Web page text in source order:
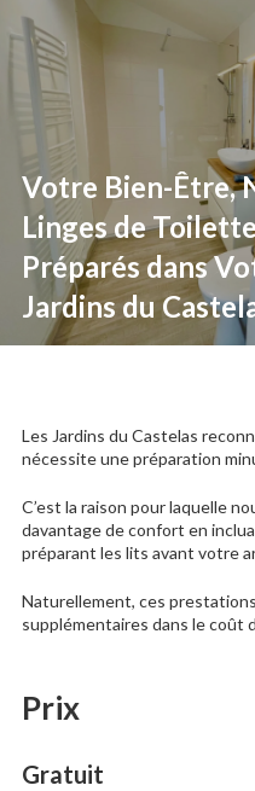
Votre Bien-Être,
Linges de
Préparés dans
Jardins du
Les Jardins du Castelas
nécessite une préparation
C’est la raison pour laquelle
davantage de confort en
préparant les lits avant votre
Naturellement, ces
supplémentaires dans le coût
Prix
Gratuit